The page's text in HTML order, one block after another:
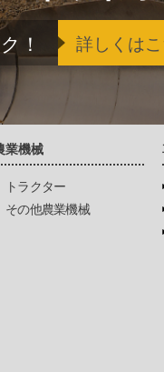
！ 詳しくは
業機械
トラクター
その他農業機械